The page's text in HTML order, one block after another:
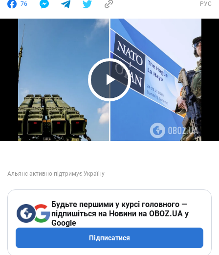
76 РУС
Play Video
Будьте першими у курсі головного —
підпишіться на Новини на OBOZ.UA у
Google
Підписатися